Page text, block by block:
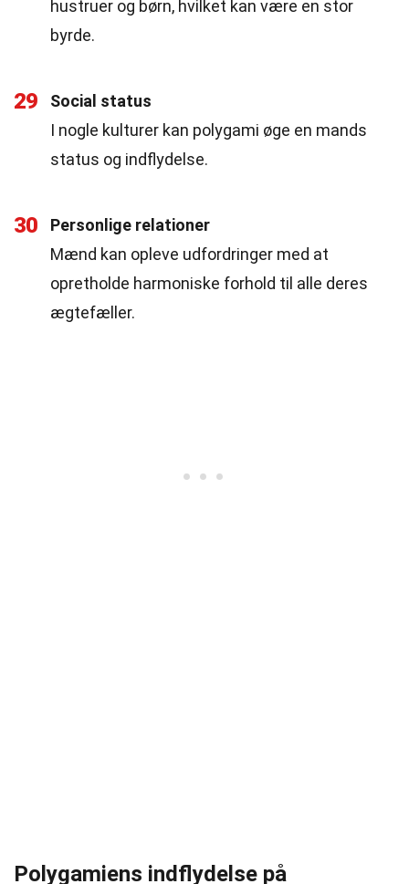
hustruer og børn, hvilket kan være en stor
byrde.
29
Social status
I nogle kulturer kan polygami øge en mands
status og indflydelse.
30
Personlige relationer
Mænd kan opleve udfordringer med at
opretholde harmoniske forhold til alle deres
ægtefæller.
Polygamiens indflydelse på